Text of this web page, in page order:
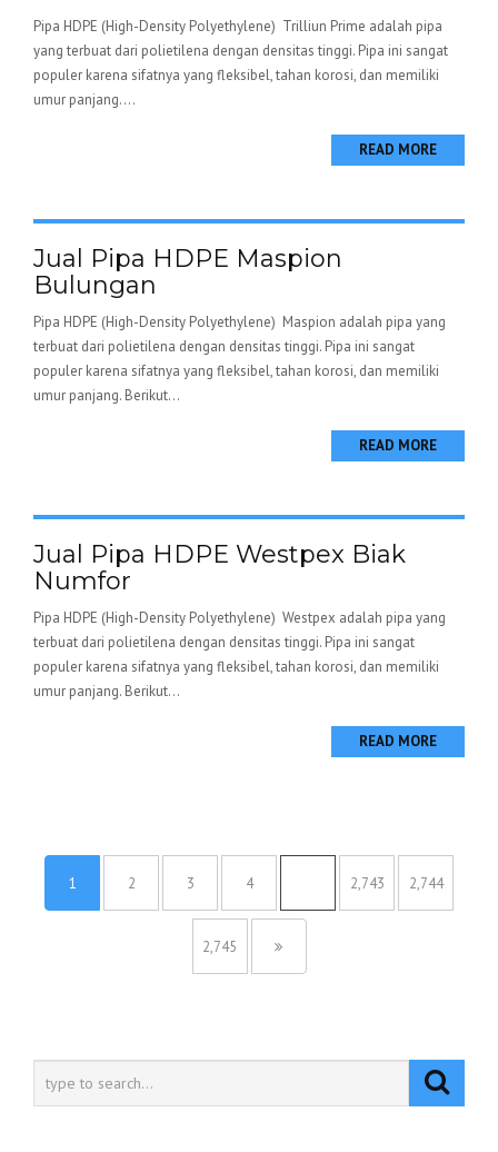
Pipa HDPE (High-Density Polyethylene) Trilliun Prime adalah pipa
yang terbuat dari polietilena dengan densitas tinggi. Pipa ini sangat
populer karena sifatnya yang fleksibel, tahan korosi, dan memiliki
umur panjang....
READ MORE
Jual Pipa HDPE Maspion
Bulungan
Pipa HDPE (High-Density Polyethylene) Maspion adalah pipa yang
terbuat dari polietilena dengan densitas tinggi. Pipa ini sangat
populer karena sifatnya yang fleksibel, tahan korosi, dan memiliki
umur panjang. Berikut...
READ MORE
Jual Pipa HDPE Westpex Biak
Numfor
Pipa HDPE (High-Density Polyethylene) Westpex adalah pipa yang
terbuat dari polietilena dengan densitas tinggi. Pipa ini sangat
populer karena sifatnya yang fleksibel, tahan korosi, dan memiliki
umur panjang. Berikut...
READ MORE
1 2 3 4 2,743 2,744
2,745